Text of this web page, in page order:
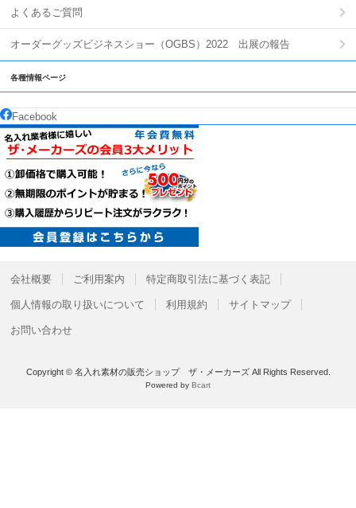
よくあるご質問
オーダーグッズビジネスショー（OGBS）2022 出展の報告
各種情報ページ
Facebook
会社概要 ご利用案内 特定商取引法に基づく表記
個人情報の取り扱いについて 利用規約 サイトマップ
お問い合わせ
Copyright © 名入れ素材の販売ショップ ザ・メーカーズ All Rights Reserved.
Powered by Bcart